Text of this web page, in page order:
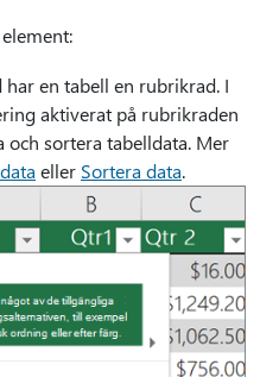
har en tabell en rubrikrad. I
aktiverat på rubrikraden
sortera tabelldata. Mer
eller Sortera data.